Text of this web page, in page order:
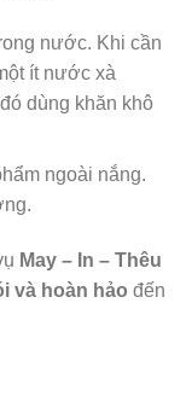
nước. Khi cần
ít nước xà
dùng khăn khô
ngoài nắng.
May – In – Thêu
và hoàn hảo đến